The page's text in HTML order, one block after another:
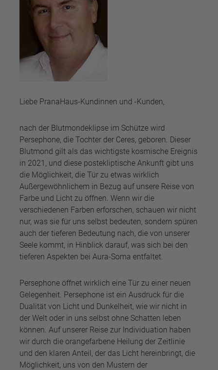
Liebe PranaHaus-Kundinnen und -Kunden,
nach der Blutmondeklipse im Schütze wird
Persephone, die Tochter der Ceres, geboren. Dieser
Blutmond gilt als das wichtigste kosmische Ereignis
in 2021, und diese postekliptische Ankunft gibt uns
die Möglichkeit, die Tür zu etwas wirklich
Außergewöhnlichem in Bezug auf unsere Reise von
Farbe und Licht zu öffnen. Wenn wir die
verschiedenen Farben erforschen, schauen wir nicht
nur, was sie für uns selbst bedeuten, sondern spüren
auch der tieferen Bedeutung nach, die von unserer
Seele kommt, in Hinblick darauf, was sich bei den
tieferen Aspekten bei Aura-Soma entfaltet.
Persephone öffnet wirklich eine Tür zu einer neuen
Gelegenheit. Persephone ist ein Ausdruck für die
Dualität von Licht und Dunkelheit, wie wir nicht in
der Welt oder in uns selbst ohne Schatten leben
können. Auf unserer Reise zur Individuation haben
wir durch die orangefarbene Heilung der Zeitlinie
und den klaren Anteil, der das Licht hereinbringt, die
Möglichkeit, uns von den Mustern der